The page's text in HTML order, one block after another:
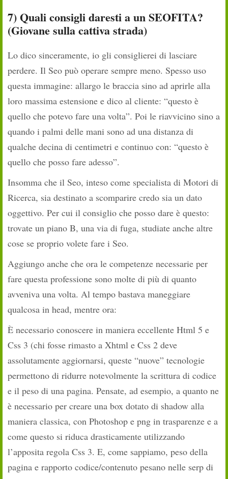
7) Quali consigli daresti a un SEOFITA?
(Giovane sulla cattiva strada)
Lo dico sinceramente, io gli consiglierei di lasciare
perdere. Il Seo può operare sempre meno. Spesso uso
questa immagine: allargo le braccia sino ad aprirle alla
loro massima estensione e dico al cliente: “questo è
quello che potevo fare una volta”. Poi le riavvicino sino a
quando i palmi delle mani sono ad una distanza di
qualche decina di centimetri e continuo con: “questo è
quello che posso fare adesso”.
Insomma che il Seo, inteso come specialista di Motori di
Ricerca, sia destinato a scomparire credo sia un dato
oggettivo. Per cui il consiglio che posso dare è questo:
trovate un piano B, una via di fuga, studiate anche altre
cose se proprio volete fare i Seo.
Aggiungo anche che ora le competenze necessarie per
fare questa professione sono molte di più di quanto
avveniva una volta. Al tempo bastava maneggiare
qualcosa in head, mentre ora:
È necessario conoscere in maniera eccellente Html 5 e
Css 3 (chi fosse rimasto a Xhtml e Css 2 deve
assolutamente aggiornarsi, queste “nuove” tecnologie
permettono di ridurre notevolmente la scrittura di codice
e il peso di una pagina. Pensate, ad esempio, a quanto ne
è necessario per creare una box dotato di shadow alla
maniera classica, con Photoshop e png in trasparenze e a
come questo si riduca drasticamente utilizzando
l’apposita regola Css 3. E, come sappiamo, peso della
pagina e rapporto codice/contenuto pesano nelle serp di